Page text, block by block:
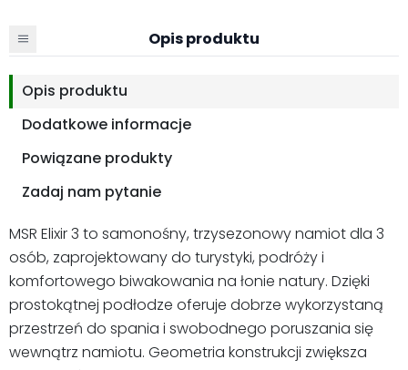
Opis produktu
Opis produktu
Dodatkowe informacje
Powiązane produkty
Zadaj nam pytanie
MSR Elixir 3 to samonośny, trzysezonowy namiot dla 3
osób, zaprojektowany do turystyki, podróży i
komfortowego biwakowania na łonie natury. Dzięki
prostokątnej podłodze oferuje dobrze wykorzystaną
przestrzeń do spania i swobodnego poruszania się
wewnątrz namiotu. Geometria konstrukcji zwiększa